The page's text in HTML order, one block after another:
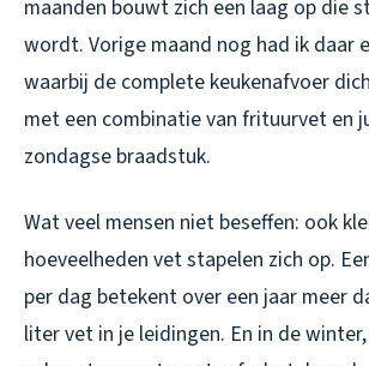
maanden bouwt zich een laag op die
wordt. Vorige maand nog had ik daar
waarbij de complete keukenafvoer
met een combinatie van frituurvet en
zondagse braadstuk.
Wat veel mensen niet beseffen: ook
hoeveelheden vet stapelen zich op.
per dag betekent over een jaar meer
liter vet in je leidingen. En in de